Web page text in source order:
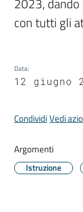
Concordia
Comune
telematico
SUE
Tutti
argomenti...
con tutti gli
Data:
12 giugno
CondividiVedi
Argomenti
Istruzione